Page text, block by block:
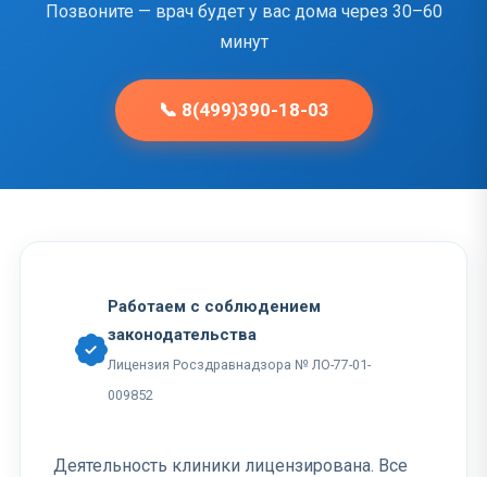
Позвоните — врач будет у вас дома через 30–60
минут
📞 8(499)390-18-03
Работаем с соблюдением
законодательства
Лицензия Росздравнадзора № ЛО-77-01-
009852
Деятельность клиники лицензирована. Все